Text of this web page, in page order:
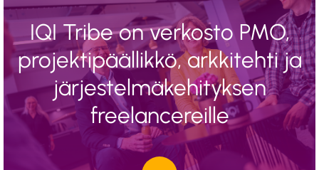
IQI Tribe on verkosto PMO,
projektipäällikkö, arkkitehti ja
järjestelmäkehityksen
freelancereille